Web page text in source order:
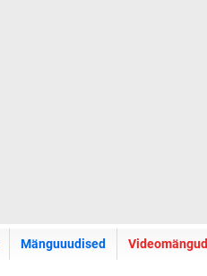
Mänguuudised Videomängud